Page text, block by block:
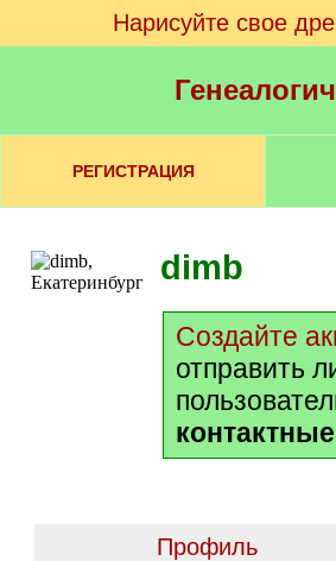
Нарисуйте свое
РЕГИСТРАЦИЯ
dimb
Создайте
отправить
Профиль